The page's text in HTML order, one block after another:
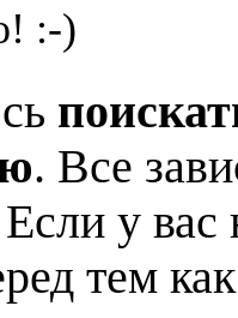
:-)
. Все
у
тем